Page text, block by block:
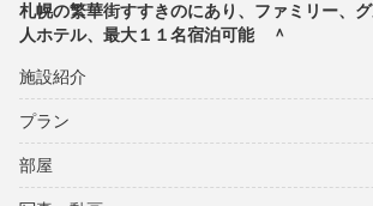
札幌の繁華街すすきのにあり、ファミリー、
人ホテル、最大１１名宿泊可能 ＾
施設紹介
プラン
部屋